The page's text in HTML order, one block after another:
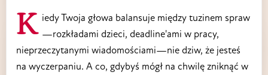
Kiedy Twoja głowa balansuje między tuzinem spraw —rozkładami dzieci, deadline'ami w pracy,
nieprzeczytanymi wiadomościami—nie dziw, że jesteś
na wyczerpaniu. A co, gdybyś mógł na chwilę zniknąć w